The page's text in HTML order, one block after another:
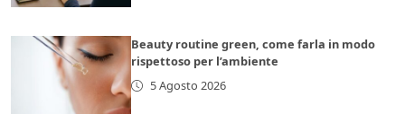
Beauty routine green, come farla in modo
rispettoso per l’ambiente
5 Agosto 2026